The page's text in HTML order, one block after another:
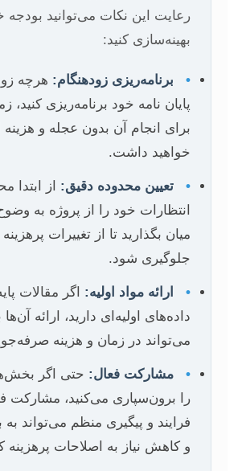
رعایت این نکات می‌توانید بودجه
بهینه‌سازی کنید:
• برنامه‌ریزی زودهنگام:هرچه
پایان نامه خود برنامه‌ریزی کنید،
برای انجام آن بدون عجله و هزینه
خواهید داشت.
• تعیین محدوده دقیق:از ابتدا
انتظارات خود را از پروژه به وضوح
میان بگذارید تا از تغییرات پرهزینه
جلوگیری شود.
• ارائه مواد اولیه:اگر مقالات پایه،
داده‌های اولیه‌ای دارید، ارائه آن‌ها
می‌تواند در زمان و هزینه
• مشارکت فعال:حتی اگر
را برون‌سپاری می‌کنید، مشارکت
فرایند و پیگیری منظم می‌تواند به
و کاهش نیاز به اصلاحات پرهزینه